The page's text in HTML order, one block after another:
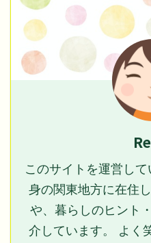
このサイトを運営し
身の関東地方に在住
や、暮らしのヒント
介しています。 よく